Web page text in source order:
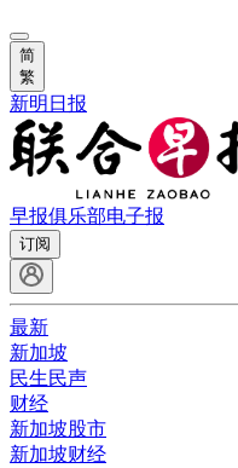
简
繁
新明日报
早报俱乐部电子报
订阅
最新
新加坡
民生民声
财经
新加坡股市
新加坡财经